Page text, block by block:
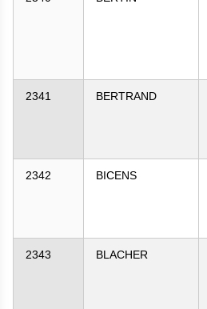
2341 BERTRAND
2342 BICENS
2343 BLACHER